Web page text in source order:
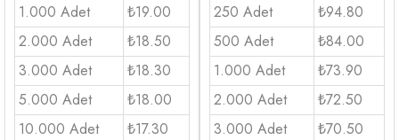
1.000 Adet
₺19.00
2.000 Adet
₺18.50
3.000 Adet
₺18.30
5.000 Adet
₺18.00
10.000 Adet
₺17.30
250 Adet
₺94.80
500 Adet
₺84.00
1.000 Adet
₺73.90
2.000 Adet
₺72.50
3.000 Adet
₺70.50